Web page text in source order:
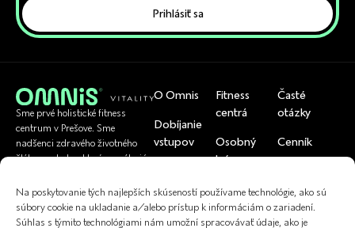
Na poskytovanie tých najlepších skúseností používame technológie, ako sú
súbory cookie na ukladanie a/alebo prístup k informáciám o zariadení.
Súhlas s týmito technológiami nám umožní spracovávať údaje, ako je
Prihlásiť sa
Sme prvé holistické fitness
centrum v Prešove. Sme
nadšenci zdravého životného
štýlu a pohybu, ktorí pomáhajú
U nás si viete
uplatniť
O Omnis
Dobíjanie
vstupov
skupinoviek
Kontakt
Fitness
centrá
Osobný
tréner
Cvičenia
Fyzioterapia
Časté
otázky
Cenník
Referencie